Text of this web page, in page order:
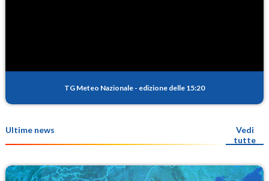
TG Meteo Nazionale - edizione delle 15:20
Ultime news
Vedi
tutte